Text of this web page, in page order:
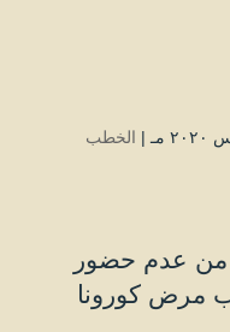
الخطب
من عدم حضور
مرض كورونا